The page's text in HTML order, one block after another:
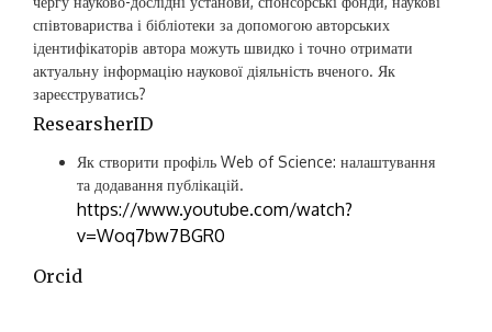
співтовариства і бібліотеки за допомогою авторських
ідентифікаторів автора можуть швидко і точно отримати
актуальну інформацію наукової діяльність вченого. Як
зареєструватись?
ResearsherID
Як створити профіль Web of Science: налаштування
та додавання публікацій.
https://www.youtube.com/watch?
v=Woq7bw7BGR0
Orcid